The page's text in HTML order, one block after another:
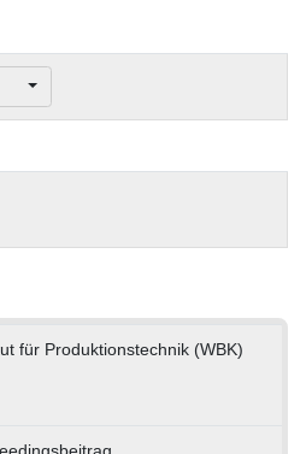
für Produktionstechnik (WBK)